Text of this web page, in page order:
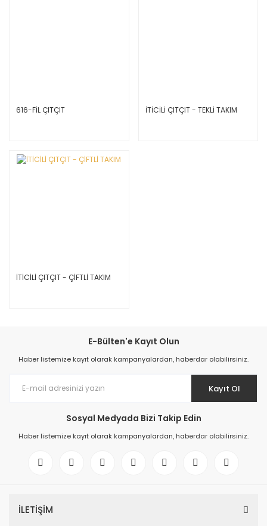
616-FİL ÇITÇIT İTİCİLİ ÇITÇIT - TEKLİ TAKIM
İTİCİLİ ÇITÇIT - ÇİFTLİ TAKIM
E-Bülten'e Kayıt Olun
Haber listemize kayıt olarak kampanyalardan, haberdar olabilirsiniz.
Kayıt Ol
Sosyal Medyada Bizi Takip Edin
Haber listemize kayıt olarak kampanyalardan, haberdar olabilirsiniz.
İLETİŞİM